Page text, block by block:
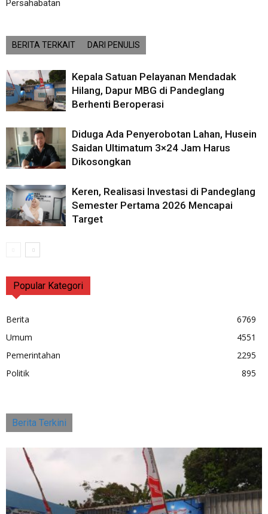
Persahabatan
BERITA TERKAIT DARI PENULIS
Kepala Satuan Pelayanan Mendadak
Hilang, Dapur MBG di Pandeglang
Berhenti Beroperasi
Diduga Ada Penyerobotan Lahan, Husein
Saidan Ultimatum 3×24 Jam Harus
Dikosongkan
Keren, Realisasi Investasi di Pandeglang
Semester Pertama 2026 Mencapai
Target
Popular Kategori
Berita
6769
Umum
4551
Pemerintahan
2295
Politik
895
Berita Terkini